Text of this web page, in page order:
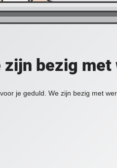
zijn bezig
je geduld. We zijn bezig met